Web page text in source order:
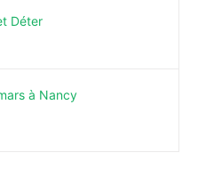
Déter
à Nancy